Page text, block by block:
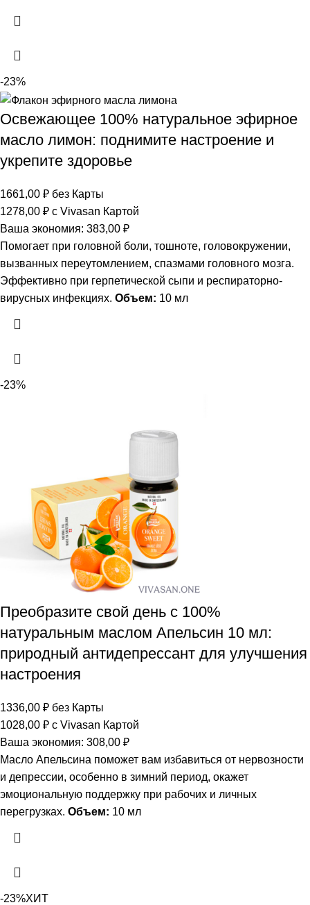
-23%
Освежающее 100% натуральное эфирное
масло лимон: поднимите настроение и
укрепите здоровье
1661,00 ₽ без Карты
1278,00 ₽ с Vivasan Картой
Ваша экономия: 383,00 ₽
Помогает при головной боли, тошноте, головокружении,
вызванных переутомлением, спазмами головного мозга.
Эффективно при герпетической сыпи и респираторно-
вирусных инфекциях. Объем: 10 мл
-23%
Преобразите свой день с 100%
натуральным маслом Апельсин 10 мл:
природный антидепрессант для улучшения
настроения
1336,00 ₽ без Карты
1028,00 ₽ с Vivasan Картой
Ваша экономия: 308,00 ₽
Масло Апельсина поможет вам избавиться от нервозности
и депрессии, особенно в зимний период, окажет
эмоциональную поддержку при рабочих и личных
перегрузках. Объем: 10 мл
-23%ХИТ